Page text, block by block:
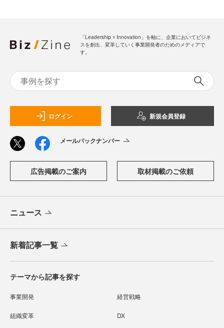
「Leadership ☓ Innovation」を軸に、企業においてビジネ
スを創出、変革していく事業開発者のためのメディアで
す。
ログイン 新規会員登録
メールバックナンバー
広告掲載のご案内 取材掲載のご依頼
ニュース
新着記事一覧
テーマから記事を探す
事業開発 経営戦略
組織変革 DX